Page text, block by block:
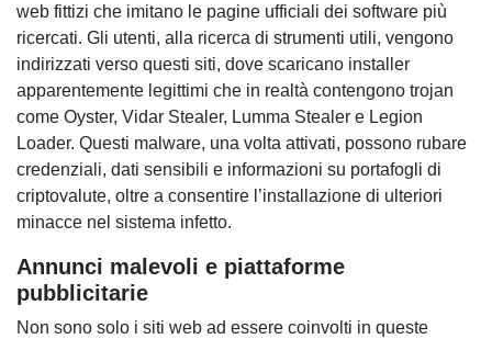
web fittizi che imitano le pagine ufficiali dei software più
ricercati. Gli utenti, alla ricerca di strumenti utili, vengono
indirizzati verso questi siti, dove scaricano installer
apparentemente legittimi che in realtà contengono trojan
come Oyster, Vidar Stealer, Lumma Stealer e Legion
Loader. Questi malware, una volta attivati, possono rubare
credenziali, dati sensibili e informazioni su portafogli di
criptovalute, oltre a consentire l’installazione di ulteriori
minacce nel sistema infetto.
Annunci malevoli e piattaforme
pubblicitarie
Non sono solo i siti web ad essere coinvolti in queste